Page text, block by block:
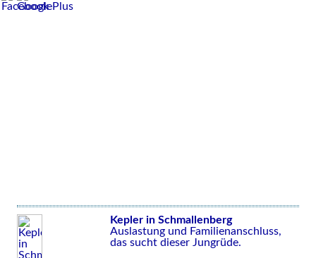
Kepler in Schmallenberg
Auslastung und Familienanschluss,
das sucht dieser Jungrüde.